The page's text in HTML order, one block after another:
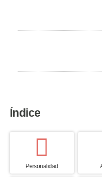
Índice
Personalidad